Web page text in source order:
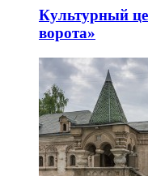
Культурный
ворота»